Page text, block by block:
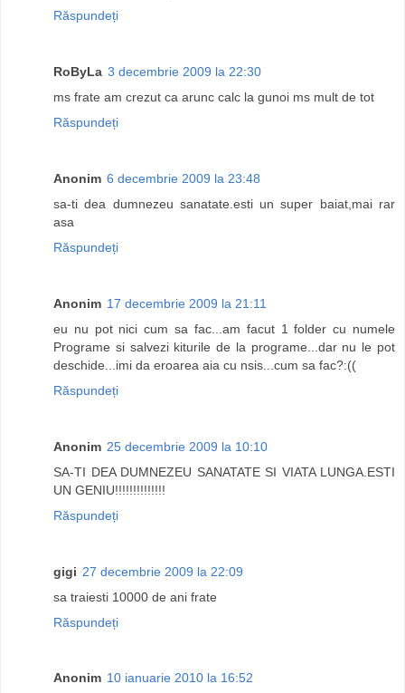
Răspundeți
RoByLa 3 decembrie 2009 la 22:30
ms frate am crezut ca arunc calc la gunoi ms mult de tot
Răspundeți
Anonim 6 decembrie 2009 la 23:48
sa-ti dea dumnezeu sanatate.esti un super baiat,mai rar
asa
Răspundeți
Anonim 17 decembrie 2009 la 21:11
eu nu pot nici cum sa fac...am facut 1 folder cu numele
Programe si salvezi kiturile de la programe...dar nu le pot
deschide...imi da eroarea aia cu nsis...cum sa fac?:((
Răspundeți
Anonim 25 decembrie 2009 la 10:10
SA-TI DEA DUMNEZEU SANATATE SI VIATA LUNGA.ESTI
UN GENIU!!!!!!!!!!!!!!
Răspundeți
gigi 27 decembrie 2009 la 22:09
sa traiesti 10000 de ani frate
Răspundeți
Anonim 10 ianuarie 2010 la 16:52